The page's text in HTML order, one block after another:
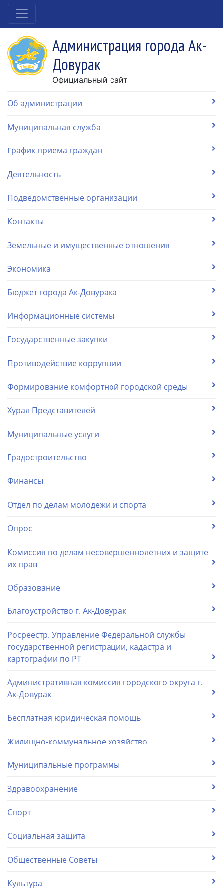
Администрация города Ак-
Довурак
Официальный сайт
Об администрации
Муниципальная служба
График приема граждан
Деятельность
Подведомственные организации
Контакты
Земельные и имущественные отношения
Экономика
Бюджет города Ак-Довурака
Информационные системы
Государственные закупки
Противодействие коррупции
Формирование комфортной городской среды
Хурал Представителей
Муниципальные услуги
Градостроительство
Финансы
Отдел по делам молодежи и спорта
Опрос
Комиссия по делам несовершеннолетних и защите
их прав
Образование
Благоустройство г. Ак-Довурак
Росреестр. Управление Федеральной службы
государственной регистрации, кадастра и
картографии по РТ
Административная комиссия городского округа г.
Ак-Довурак
Бесплатная юридическая помощь
Жилищно-коммунальное хозяйство
Муниципальные программы
Здравоохранение
Спорт
Социальная защита
Общественные Советы
Культура